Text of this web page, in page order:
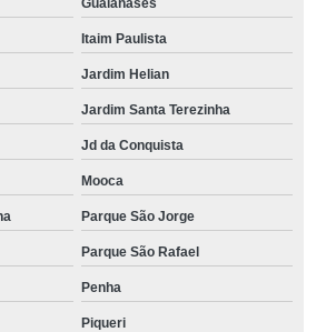
Guaianases
Itaim Paulista
Jardim Helian
Jardim Santa Terezinha
Jd da Conquista
Mooca
Parque São Jorge
Parque São Rafael
Penha
Piqueri